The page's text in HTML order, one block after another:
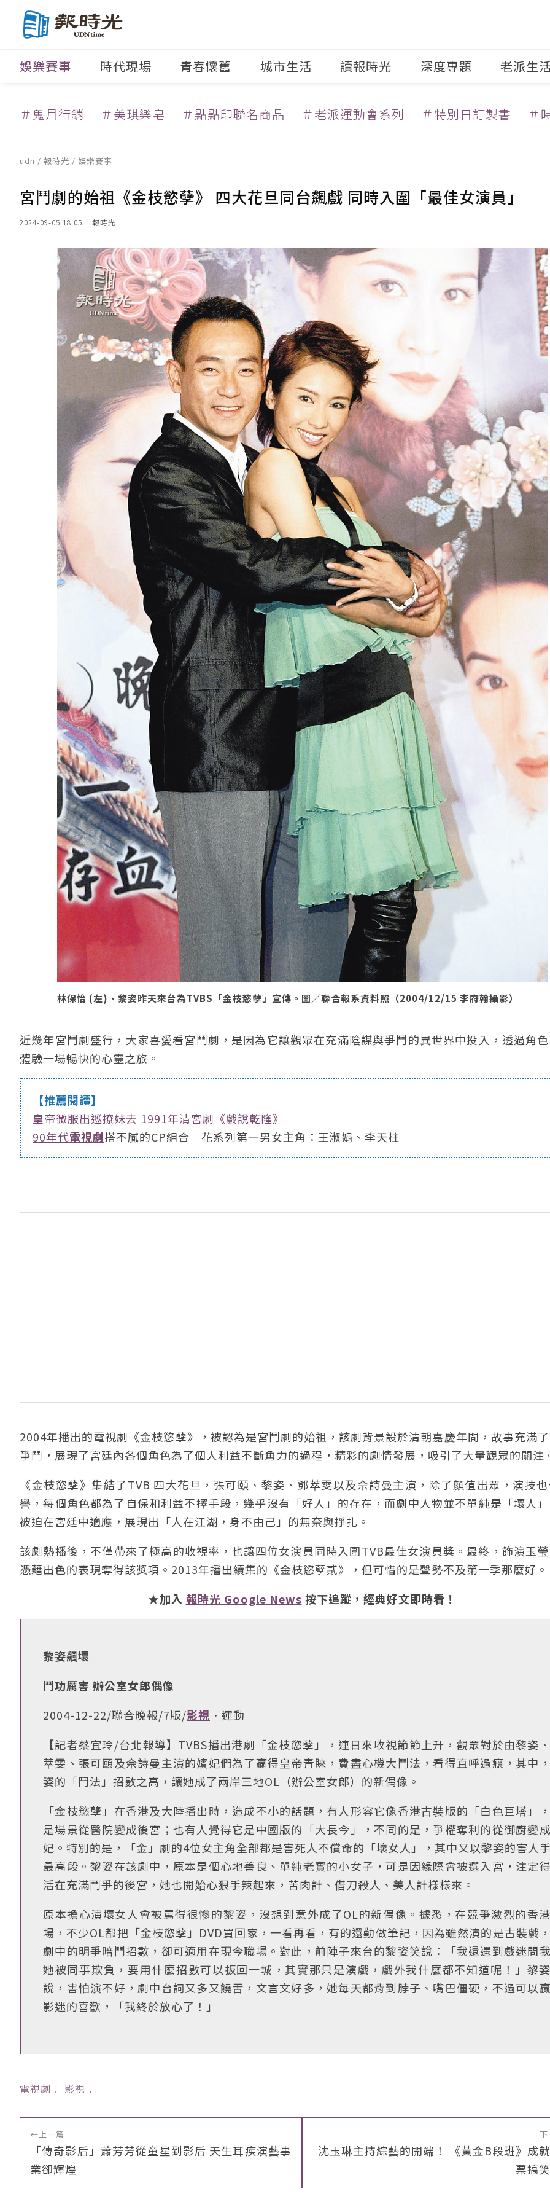
娛樂賽事 時代現場 青春懷舊 城市生活 讀報時光 深度專題 老派生
＃鬼月行銷 ＃美琪樂皂 ＃點點印聯名商品 ＃老派運動會系列 ＃特別日訂製書 ＃
udn / 報時光 / 娛樂賽事
宮鬥劇的始祖《金枝慾孽》 四大花旦同台飆戲 同時入圍「最佳女演員」
2024-09-05 18:05 報時光
林保怡 (左)、黎姿昨天來台為TVBS「金枝慾孽」宣傳。圖／聯合報系資料照（2004/12/15 李府翰攝影）
近幾年宮鬥劇盛行，大家喜愛看宮鬥劇，是因為它讓觀眾在充滿陰謀與爭鬥的異世界中投入，透過角
體驗一場暢快的心靈之旅。
【推薦閱讀】
皇帝微服出巡撩妹去 1991年清宮劇《戲說乾隆》
90年代電視劇搭不膩的CP組合 花系列第一男女主角：王淑娟、李天柱
2004年播出的電視劇《金枝慾孽》，被認為是宮鬥劇的始祖，該劇背景設於清朝嘉慶年間，故事充滿
爭鬥，展現了宮廷內各個角色為了個人利益不斷角力的過程，精彩的劇情發展，吸引了大量觀眾的關注
《金枝慾孽》集結了TVB 四大花旦，張可頤、黎姿、鄧萃雯以及佘詩曼主演，除了顏值出眾，演技
譽，每個角色都為了自保和利益不擇手段，幾乎沒有「好人」的存在，而劇中人物並不單純是「壞人
被迫在宮廷中適應，展現出「人在江湖，身不由己」的無奈與掙扎。
該劇熱播後，不僅帶來了極高的收視率，也讓四位女演員同時入圍TVB最佳女演員獎。最終，飾演玉
憑藉出色的表現奪得該獎項。2013年播出續集的《金枝慾孽貳》，但可惜的是聲勢不及第一季那麼好。
★加入 報時光 Google News 按下追蹤，經典好文即時看！
黎姿飆壞
鬥功厲害 辦公室女郎偶像
2004-12-22/聯合晚報/7版/影視 ．運動
【記者蔡宜玲/台北報導】TVBS播出港劇「金枝慾孽」，連日來收視節節上升，觀眾對於由黎姿
萃雯、張可頤及佘詩曼主演的嬪妃們為了贏得皇帝青睞，費盡心機大鬥法，看得直呼過癮，其中
姿的「鬥法」招數之高，讓她成了兩岸三地OL（辦公室女郎）的新偶像。
「金枝慾孽」在香港及大陸播出時，造成不小的話題，有人形容它像香港古裝版的「白色巨塔」
是場景從醫院變成後宮；也有人覺得它是中國版的「大長今」，不同的是，爭權奪利的從御廚變
妃。特別的是，「金」劇的4位女主角全部都是害死人不償命的「壞女人」，其中又以黎姿的害人
最高段。黎姿在該劇中，原本是個心地善良、單純老實的小女子，可是因緣際會被選入宮，注定
活在充滿鬥爭的後宮，她也開始心狠手辣起來，苦肉計、借刀殺人、美人計樣樣來。
原本擔心演壞女人會被罵得很慘的黎姿，沒想到意外成了OL的新偶像。據悉，在競爭激烈的香
場，不少OL都把「金枝慾孽」DVD買回家，一看再看，有的還勤做筆記，因為雖然演的是古裝戲
劇中的明爭暗鬥招數，卻可適用在現今職場。對此，前陣子來台的黎姿笑說：「我還遇到戲迷問
她被同事欺負，要用什麼招數可以扳回一城，其實那只是演戲，戲外我什麼都不知道呢！」黎
說，害怕演不好，劇中台詞又多又饒舌，文言文好多，她每天都背到脖子、嘴巴僵硬，不過可以
影迷的喜歡，「我終於放心了！」
電視劇 ﹒ 影視 ﹒
←上一篇
「傳奇影后」蕭芳芳從童星到影后 天生耳疾演藝事
業卻輝煌
沈玉琳主持綜藝的開端！ 《黃金B段班》成
票搞